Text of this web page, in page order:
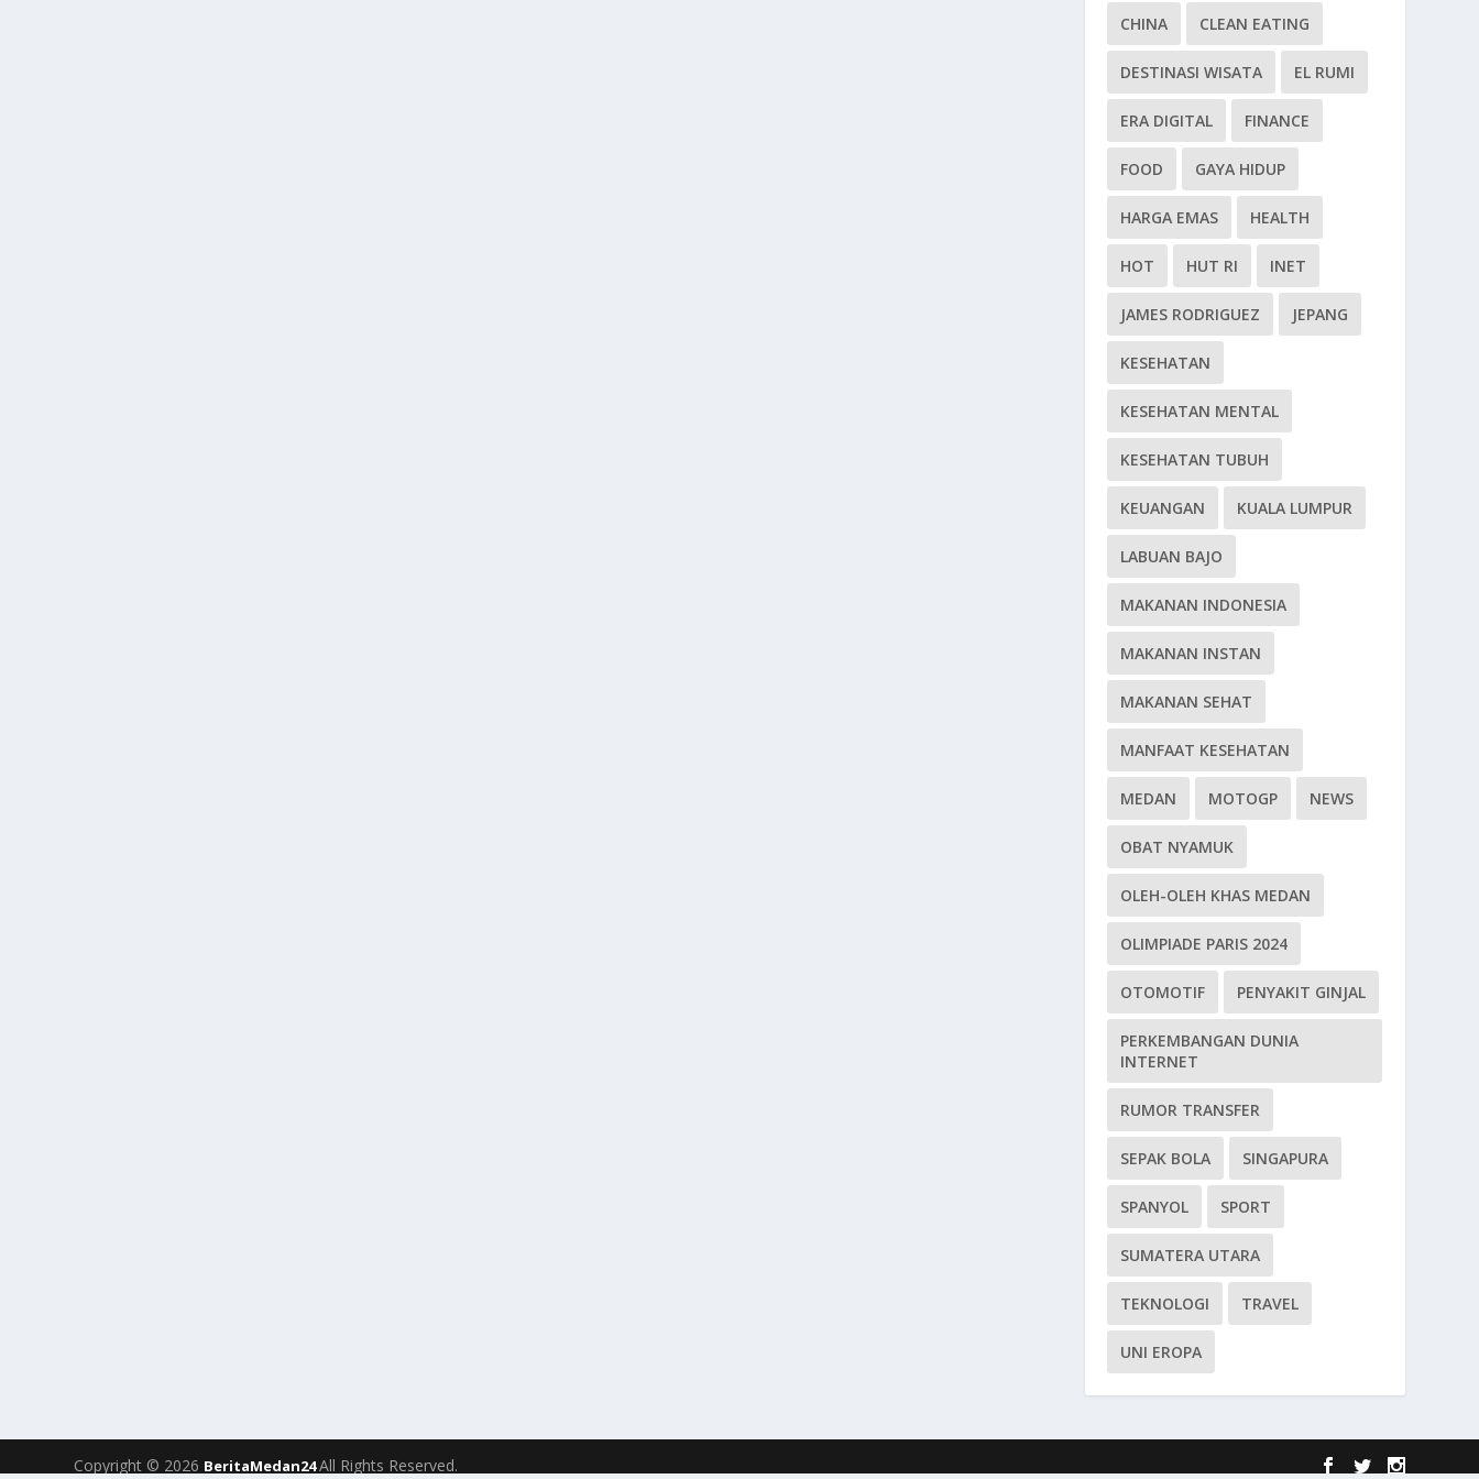
CHINA CLEAN EATING
DESTINASI WISATA EL RUMI
ERA DIGITAL FINANCE
FOOD GAYA HIDUP
HARGA EMAS HEALTH
HOT HUT RI INET
JAMES RODRIGUEZ JEPANG
KESEHATAN
KESEHATAN MENTAL
KESEHATAN TUBUH
KEUANGAN KUALA LUMPUR
LABUAN BAJO
MAKANAN INDONESIA
MAKANAN INSTAN
MAKANAN SEHAT
MANFAAT KESEHATAN
MEDAN MOTOGP NEWS
OBAT NYAMUK
OLEH-OLEH KHAS MEDAN
OLIMPIADE PARIS 2024
OTOMOTIF PENYAKIT GINJAL
PERKEMBANGAN DUNIA
INTERNET
RUMOR TRANSFER
SEPAK BOLA SINGAPURA
SPANYOL SPORT
SUMATERA UTARA
TEKNOLOGI TRAVEL
UNI EROPA
Copyright © 2026 BeritaMedan24All Rights Reserved.